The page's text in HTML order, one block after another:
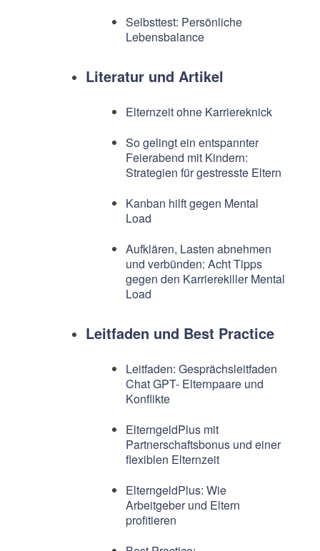
Selbsttest: Persönliche
Lebensbalance
Literatur und Artikel
Elternzeit ohne Karriereknick
So gelingt ein entspannter
Feierabend mit Kindern:
Strategien für gestresste Eltern
Kanban hilft gegen Mental
Load
Aufklären, Lasten abnehmen
und verbünden: Acht Tipps
gegen den Karrierekiller Mental
Load
Leitfaden und Best Practice
Leitfaden: Gesprächsleitfaden
Chat GPT- Elternpaare und
Konflikte
ElterngeldPlus mit
Partnerschaftsbonus und einer
flexiblen Elternzeit
ElterngeldPlus: Wie
Arbeitgeber und Eltern
profitieren